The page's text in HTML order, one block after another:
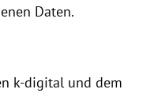
Daten.
k-digital und dem